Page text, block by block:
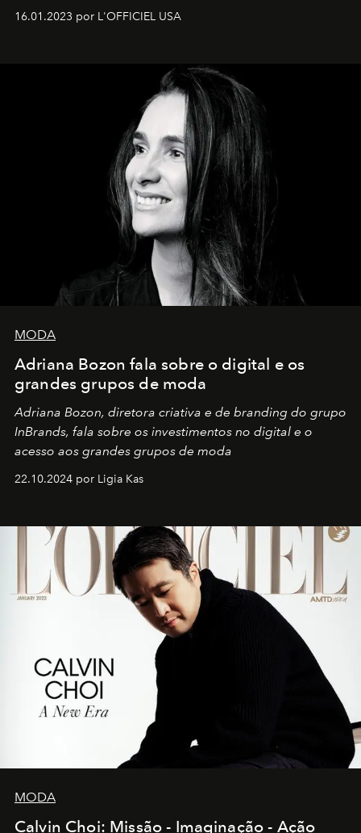
16.01.2023 por L'OFFICIEL USA
MODA
Adriana Bozon fala sobre o digital e os
grandes grupos de moda
Adriana Bozon, diretora criativa e de branding do grupo
InBrands, fala sobre os investimentos no digital e o
acesso aos grandes grupos de moda
22.10.2024 por Ligia Kas
MODA
Calvin Choi: Missão - Imaginação - Ação